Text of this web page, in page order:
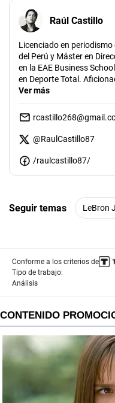
Raúl Castillo
Licenciado en
del Perú y Máster en
en la EAE Business
en Deporte Total.
Ver más
@RaulCastillo87
/raulcastillo87/
Seguir temas LeBron
Conforme a los criterios de
Tipo de trabajo:
Análisis